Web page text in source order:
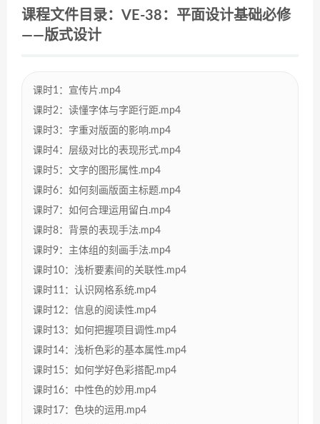
课程文件目录：VE-38：平面设计基础必修
——版式设计
课时1：宣传片.mp4
课时2：读懂字体与字距行距.mp4
课时3：字重对版面的影响.mp4
课时4：层级对比的表现形式.mp4
课时5：文字的图形属性.mp4
课时6：如何刻画版面主标题.mp4
课时7：如何合理运用留白.mp4
课时8：背景的表现手法.mp4
课时9：主体组的刻画手法.mp4
课时10：浅析要素间的关联性.mp4
课时11：认识网格系统.mp4
课时12：信息的阅读性.mp4
课时13：如何把握项目调性.mp4
课时14：浅析色彩的基本属性.mp4
课时15：如何学好色彩搭配.mp4
课时16：中性色的妙用.mp4
课时17：色块的运用.mp4